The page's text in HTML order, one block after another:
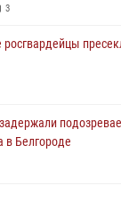
3
росгвардейцы
в Белгороде